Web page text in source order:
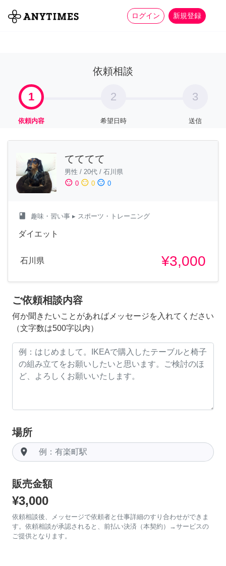
ログイン 新規登録
全て 家事 more_horiz
依頼相談
1
依頼内容
2
希望日時
3
送信
てててて
男性 / 20代 / 石川県
sentiment_satisfied 0 sentiment_neutral 0 sentiment_dissatisfied 0
class 趣味・習い事 ▸ スポーツ・トレーニング
ダイエット
石川県 ¥3,000
ご依頼相談内容
何か聞きたいことがあればメッセージを入れてください
（文字数は500字以内）
場所
room
販売金額
¥3,000
依頼相談後、メッセージで依頼者と仕事詳細のすり合わせができま
す。依頼相談が承認されると、前払い決済（本契約）→サービスの
ご提供となります。